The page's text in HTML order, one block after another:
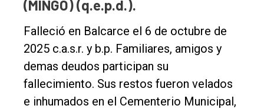
(MINGO) (q.e.p.d.).
Falleció en Balcarce el 6 de octubre de
2025 c.a.s.r. y b.p. Familiares, amigos y
demas deudos participan su
fallecimiento. Sus restos fueron velados
e inhumados en el Cementerio Municipal,